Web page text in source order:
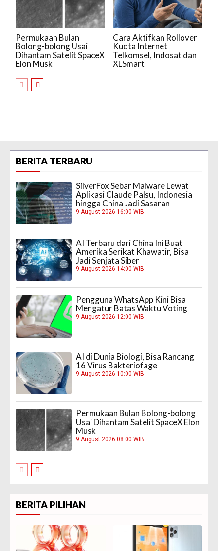
Permukaan Bulan
Bolong-bolong Usai
Dihantam Satelit SpaceX
Elon Musk
Cara Aktifkan Rollover
Kuota Internet
Telkomsel, Indosat dan
XLSmart
BERITA TERBARU
SilverFox Sebar Malware Lewat
Aplikasi Claude Palsu, Indonesia
hingga China Jadi Sasaran
9 August 2026 16:00 WIB
AI Terbaru dari China Ini Buat
Amerika Serikat Khawatir, Bisa
Jadi Senjata Siber
9 August 2026 14:00 WIB
Pengguna WhatsApp Kini Bisa
Mengatur Batas Waktu Voting
9 August 2026 12:00 WIB
AI di Dunia Biologi, Bisa Rancang
16 Virus Bakteriofage
9 August 2026 10:00 WIB
Permukaan Bulan Bolong-bolong
Usai Dihantam Satelit SpaceX Elon
Musk
9 August 2026 08:00 WIB
BERITA PILIHAN